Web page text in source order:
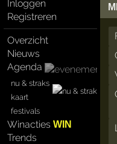
Inloggen
Registreren
Overzicht
Nieuws
Agenda
nu & straks
kaart
festivals
WinactiesWIN
Trends